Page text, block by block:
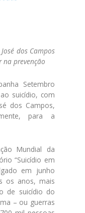
dos Campos
prevenção
Setembro
suicídio, com
dos Campos,
para a
Mundial da
“Suicídio em
em junho
os anos, mais
de suicídio do
– ou guerras